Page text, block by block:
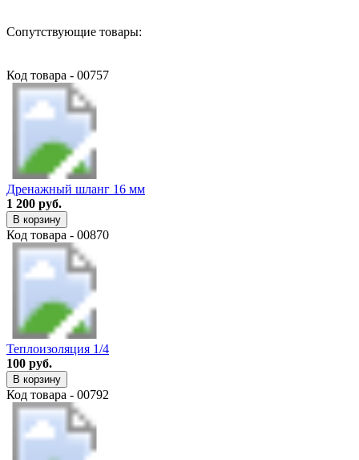
Сопутствующие товары:
Код товара - 00757
Дренажный шланг 16 мм
1 200 руб.
В корзину
Код товара - 00870
Теплоизоляция 1/4
100 руб.
В корзину
Код товара - 00792